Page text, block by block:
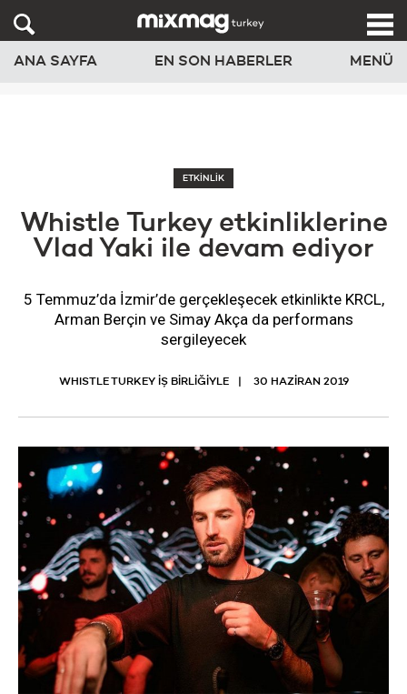
ANA SAYFA EN SON HABERLER MENÜ
ETKİNLİK
Whistle Turkey etkinliklerine
Vlad Yaki ile devam ediyor
5 Temmuz’da İzmir’de gerçekleşecek etkinlikte KRCL,
Arman Berçin ve Simay Akça da performans
sergileyecek
WHISTLE TURKEY İŞ BİRLİĞİYLE 30 HAZIRAN 2019